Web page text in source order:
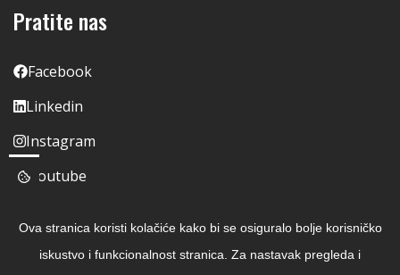
Pratite nas
Facebook
Linkedin
Instagram
Youtube
Ova stranica koristi kolačiće kako bi se osiguralo bolje korisničko
iskustvo i funkcionalnost stranica. Za nastavak pregleda i